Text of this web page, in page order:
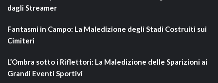
dagli Streamer
Fantasmi in Campo: La Maledizione degli Stadi Costruiti sui
Cimiteri
L’Ombra sotto i Riflettori: La Maledizione delle Sparizioni ai
Grandi Eventi Sportivi